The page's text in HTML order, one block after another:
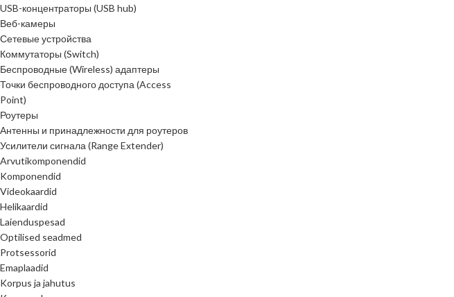
USB-концентраторы (USB hub)
Веб-камеры
Сетевые устройства
Коммутаторы (Switch)
Беспроводные (Wireless) адаптеры
Точки беспроводного доступа (Access
Point)
Роутеры
Антенны и принадлежности для роутеров
Усилители сигнала (Range Extender)
Arvutikomponendid
Komponendid
Videokaardid
Helikaardid
Laienduspesad
Optilised seadmed
Protsessorid
Emaplaadid
Korpus ja jahutus